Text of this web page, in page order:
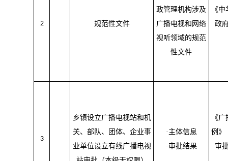
2 规范性文件
政管理机构涉及
广播电视和网络
视听领域的规范
性文件
《
政
3
乡镇设立广播电视站和机
关、部队、团体、企业事
业单位设立有线广播电视
·主体信息
·审批结果
《
例》
审